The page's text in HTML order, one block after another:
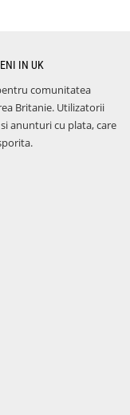
IN UK
comunitatea
Britanie. Utilizatorii
anunturi cu plata, care